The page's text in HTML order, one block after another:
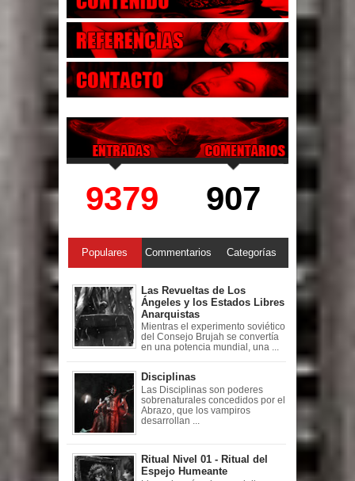
9379 907
Populares Commentarios Categorías
Las Revueltas de Los
Ángeles y los Estados Libres
Anarquistas
Mientras el experimento soviético
del Consejo Brujah se convertía
en una potencia mundial, una ...
Disciplinas
Las Disciplinas son poderes
sobrenaturales concedidos por el
Abrazo, que los vampiros
desarrollan ...
Ritual Nivel 01 - Ritual del
Espejo Humeante